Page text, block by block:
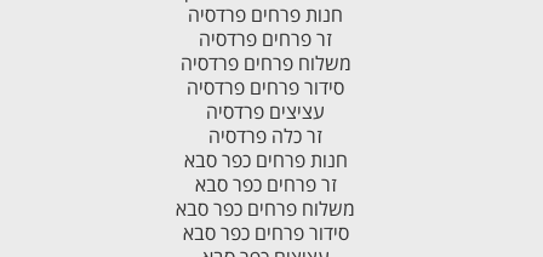
חנות פרחים פרדסיה
זר פרחים פרדסיה
משלוח פרחים פרדסיה
סידור פרחים פרדסיה
עציצים פרדסיה
זר כלה פרדסיה
חנות פרחים כפר סבא
זר פרחים כפר סבא
משלוח פרחים כפר סבא
סידור פרחים כפר סבא